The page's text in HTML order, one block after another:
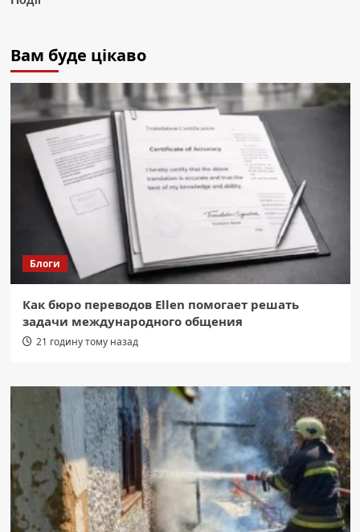
Вам буде цікаво
Блоги
Как бюро переводов Ellen помогает решать
задачи международного общения
21 годину тому назад